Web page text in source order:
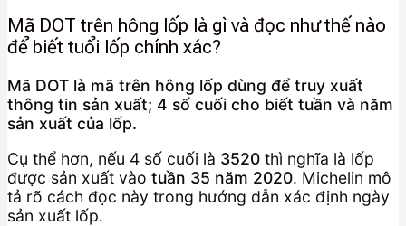
Mã DOT trên hông lốp là gì và đọc như thế nào
để biết tuổi lốp chính xác?
Mã DOT là mã trên hông lốp dùng để truy xuất
thông tin sản xuất; 4 số cuối cho biết tuần và năm
sản xuất của lốp.
Cụ thể hơn, nếu 4 số cuối là 3520 thì nghĩa là lốp
được sản xuất vào tuần 35 năm 2020. Michelin mô
tả rõ cách đọc này trong hướng dẫn xác định ngày
sản xuất lốp.